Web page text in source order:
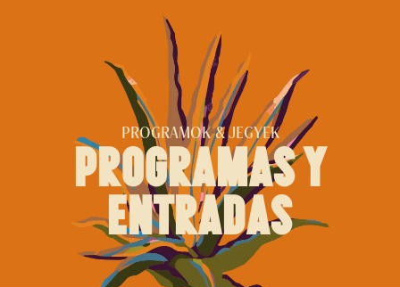
PROGRAMOK & JEGYEK
programas y
entradas